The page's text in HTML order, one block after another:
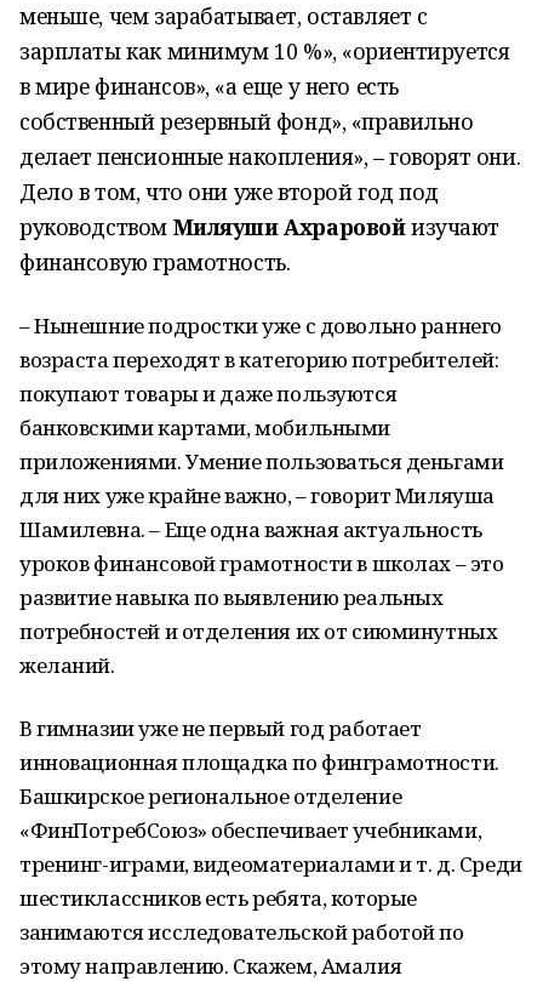
меньше, чем зарабатывает, оставляет с
зарплаты как минимум 10 %», «ориентируется
в мире финансов», «а еще у него есть
собственный резервный фонд», «правильно
делает пенсионные накопления», – говорят они.
Дело в том, что они уже второй год под
руководством Миляуши Ахраровойизучают
финансовую грамотность.
– Нынешние подростки уже с довольно раннего
возраста переходят в категорию потребителей:
покупают товары и даже пользуются
банковскими картами, мобильными
приложениями. Умение пользоваться деньгами
для них уже крайне важно, – говорит Миляуша
Шамилевна. – Еще одна важная актуальность
уроков финансовой грамотности в школах – это
развитие навыка по выявлению реальных
потребностей и отделения их от сиюминутных
желаний.
В гимназии уже не первый год работает
инновационная площадка по финграмотности.
Башкирское региональное отделение
«ФинПотребСоюз» обеспечивает учебниками,
тренинг-играми, видеоматериалами и т. д. Среди
шестиклассников есть ребята, которые
занимаются исследовательской работой по
этому направлению. Скажем, Амалия